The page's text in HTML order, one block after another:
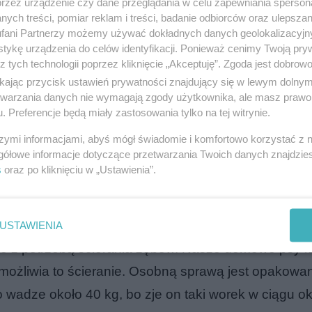
jej rodzajów jest odzwierciedleniem tego, że psy
resztkami ze stołu, tylko kupujemy dobrą
możemy być zdziwieni różnorodnością. Można
nie. Psy niektórych ras mają szczególne
pokarmowe i często cierpią na
aktywne potrzebują suchej karmy bardziej
Cząstki suchej karmy dla psów małych są
potrzebą ścierania zębów. Nasze domowe psy
to ścieranie. Osobną sprawą jest
około 40 kg, bo zje on taki worek w ciągu
treści, pomiar reklam i treści, badanie odbiorców oraz
Partnerzy możemy używać dokładnych danych
urządzenia do celów identyfikacji. Ponieważ cenimy Twoją
tych technologii poprzez kliknięcie „Akceptuję”. Zgoda jest
przycisk ustawień prywatności znajdujący się w lewym
danych nie wymagają zgody użytkownika, ale masz
Preferencje będą miały zastosowania tylko na tej witrynie.
informacjami, abyś mógł świadomie i komfortowo korzystać z
informacje dotyczące przetwarzania Twoich danych
oraz po kliknięciu w „Ustawienia”.
USTAWIENIA